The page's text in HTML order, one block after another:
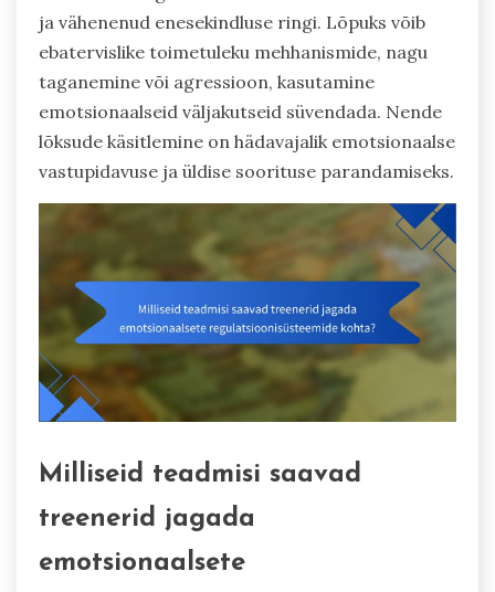
ja vähenenud enesekindluse ringi. Lõpuks võib
ebatervislike toimetuleku mehhanismide, nagu
taganemine või agressioon, kasutamine
emotsionaalseid väljakutseid süvendada. Nende
lõksude käsitlemine on hädavajalik emotsionaalse
vastupidavuse ja üldise soorituse parandamiseks.
Milliseid teadmisi saavad
treenerid jagada
emotsionaalsete